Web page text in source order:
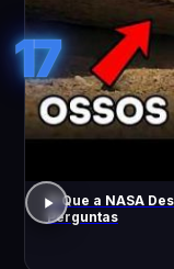
17
O Que a NASA
Perguntas